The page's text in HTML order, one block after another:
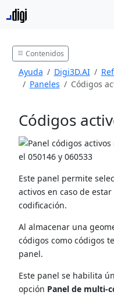
Contenidos
Ayuda Digi3D.AI
Paneles
Códigos
Códigos
Este panel permite
activos en caso de
codificación.
Al almacenar una
códigos como códigos
panel.
Este panel se habilita
opción Panel de multi-